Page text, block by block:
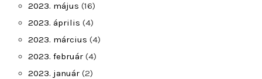
2023. május (16)
2023. április (4)
2023. március (4)
2023. február (4)
2023. január (2)